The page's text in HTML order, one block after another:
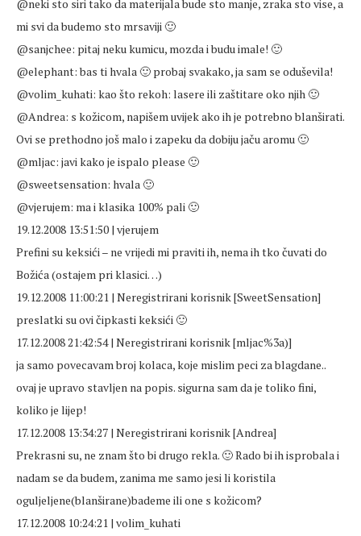
@neki sto siri tako da materijala bude sto manje, zraka sto vise, a
mi svi da budemo sto mrsaviji 🙂
@sanjchee: pitaj neku kumicu, mozda i budu imale! 🙂
@elephant: bas ti hvala 🙂 probaj svakako, ja sam se oduševila!
@volim_kuhati: kao što rekoh: lasere ili zaštitare oko njih 🙂
@Andrea: s kožicom, napišem uvijek ako ih je potrebno blanširati.
Ovi se prethodno još malo i zapeku da dobiju jaču aromu 🙂
@mljac: javi kako je ispalo please 🙂
@sweetsensation: hvala 🙂
@vjerujem: ma i klasika 100% pali 🙂
19.12.2008 13:51:50 | vjerujem
Prefini su keksići – ne vrijedi mi praviti ih, nema ih tko čuvati do
Božića (ostajem pri klasici…)
19.12.2008 11:00:21 | Neregistrirani korisnik [SweetSensation]
preslatki su ovi čipkasti keksići 🙂
17.12.2008 21:42:54 | Neregistrirani korisnik [mljac%3a)]
ja samo povecavam broj kolaca, koje mislim peci za blagdane..
ovaj je upravo stavljen na popis. sigurna sam da je toliko fini,
koliko je lijep!
17.12.2008 13:34:27 | Neregistrirani korisnik [Andrea]
Prekrasni su, ne znam što bi drugo rekla. 🙂 Rado bi ih isprobala i
nadam se da budem, zanima me samo jesi li koristila
oguljeljene(blanširane)bademe ili one s kožicom?
17.12.2008 10:24:21 | volim_kuhati